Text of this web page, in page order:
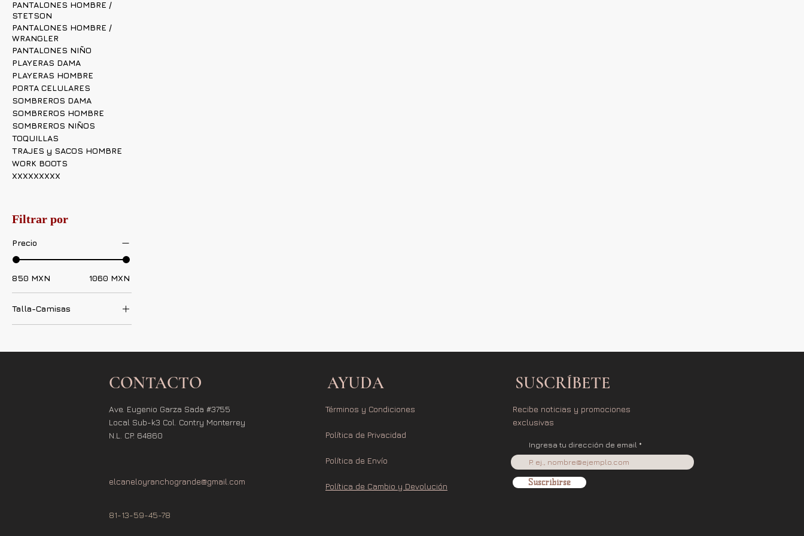
PANTALONES HOMBRE /
STETSON
PANTALONES HOMBRE /
WRANGLER
PANTALONES NIÑO
PLAYERAS DAMA
PLAYERAS HOMBRE
PORTA CELULARES
SOMBREROS DAMA
SOMBREROS HOMBRE
SOMBREROS NIÑOS
TOQUILLAS
TRAJES y SACOS HOMBRE
WORK BOOTS
XXXXXXXXX
Filtrar por
Precio
850 MXN 1060 MXN
Talla-Camisas
2XL
CONTACTO
Ave. Eugenio Garza Sada #3755
Local Sub-k3 Col. Contry Monterrey
N.L. CP. 64860
elcaneloyranchogrande@gmail.com
81-13-59-45-78
AYUDA
Términos y Condiciones
Política de Privacidad
Política de Envío
Política de Cambio y Devolución
SUSCRÍBETE
Recibe noticias y promociones
exclusivas
Ingresa tu dirección de email
Suscribirse